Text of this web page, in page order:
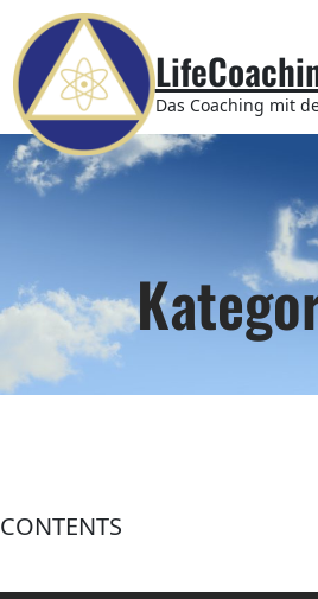
Inhalt
springen
Das Coaching mit
CONTENTS